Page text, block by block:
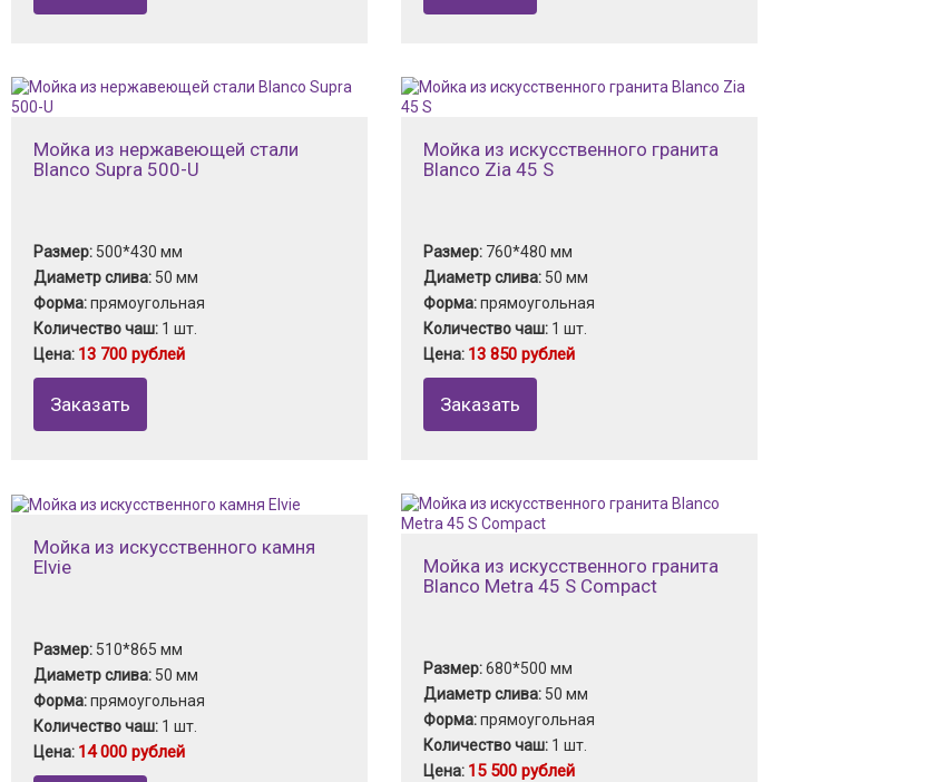
Мойка из нержавеющей стали
Blanco Supra 500-U
Размер: 500*430 мм
Диаметр слива: 50 мм
Форма:прямоугольная
Количество чаш: 1 шт.
Цена: 13 700 рублей
Заказать
Мойка из искусственного гранита
Blanco Zia 45 S
Размер: 760*480 мм
Диаметр слива: 50 мм
Форма:прямоугольная
Количество чаш: 1 шт.
Цена: 13 850 рублей
Заказать
Мойка из искусственного камня
Elvie
Размер: 510*865 мм
Диаметр слива: 50 мм
Форма:прямоугольная
Количество чаш: 1 шт.
Цена: 14 000 рублей
Мойка из искусственного гранита
Blanco Metra 45 S Compact
Размер:680*500 мм
Диаметр слива: 50 мм
Форма:прямоугольная
Количество чаш: 1 шт.
Цена: 15 500 рублей